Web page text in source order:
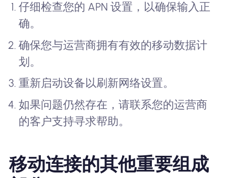
仔细检查您的 APN 设置，以确保输入正
确。
确保您与运营商拥有有效的移动数据计
划。
重新启动设备以刷新网络设置。
如果问题仍然存在，请联系您的运营商
的客户支持寻求帮助。
移动连接的其他重要组成